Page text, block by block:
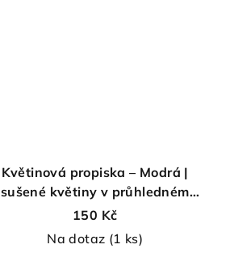
Květinová propiska – Modrá |
sušené květiny v průhledném
těle | vyměnitelná náplň
150 Kč
Na dotaz (1 ks)